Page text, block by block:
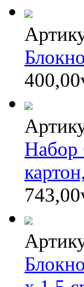
400,00
Набор
743,00